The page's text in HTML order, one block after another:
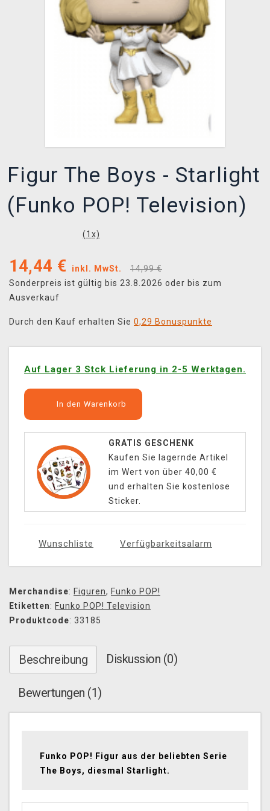
XZONE CLUB
Figur The Boys - Starlight
(Funko POP! Television)
(1 x)
14,44 € inkl. MwSt.
14,99 €
Sonderpreis ist gültig bis 23.8.2026 oder bis zum
Ausverkauf
Durch den Kauf erhalten Sie 0,29 Bonuspunkte
Auf Lager 3 Stck Lieferung in 2-5 Werktagen.
In den Warenkorb
GRATIS GESCHENK
Kaufen Sie lagernde Artikel
im Wert von über 40,00 €
und erhalten Sie kostenlose
Sticker.
Wunschliste Verfügbarkeitsalarm
Merchandise: Figuren, Funko POP!
Etiketten: Funko POP! Television
Produktcode: 33185
Beschreibung Diskussion (0)
Bewertungen (1)
Funko POP! Figur aus der beliebten Serie
The Boys, diesmal Starlight.